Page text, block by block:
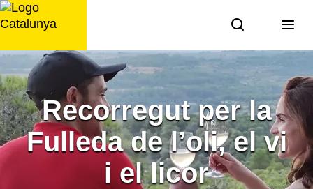
Saltar
al
Recorregut per la
Fulleda de l’oli, el vi
i el licor